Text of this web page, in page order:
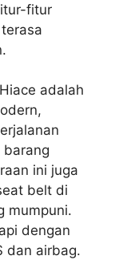
fitur
adalah
barang
ini juga
belt di
mumpuni.
dengan
dan airbag.